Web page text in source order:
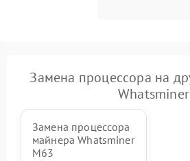
Замена процессора на
Whatsminer
Замена процессора
майнера Whatsminer
M63